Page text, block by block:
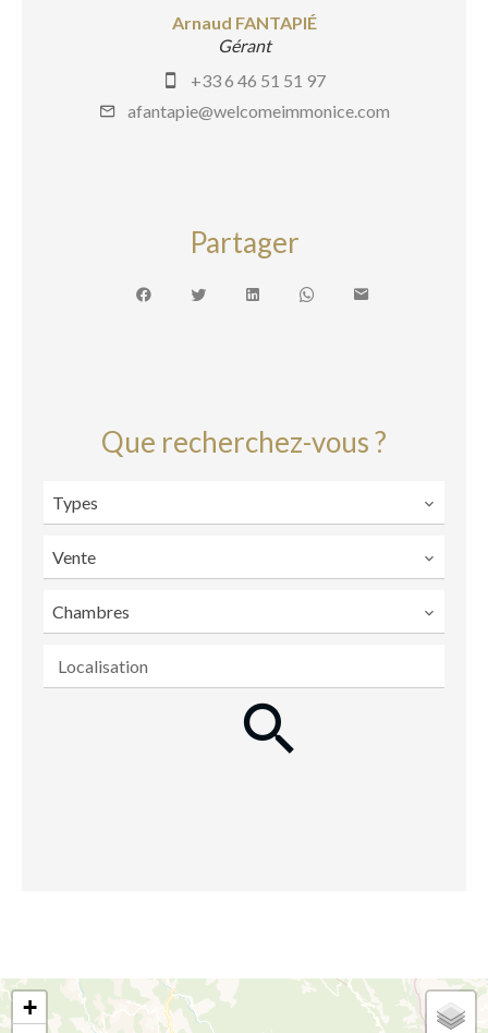
Arnaud FANTAPIÉ
Gérant
+33 6 46 51 51 97
afantapie@welcomeimmonice.com
Partager
Que recherchez-vous ?
Types
Vente
Chambres
Localisation
+